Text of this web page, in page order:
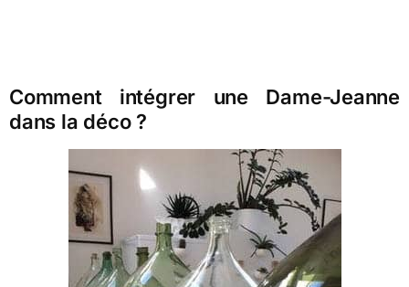
Comment intégrer une Dame-Jeanne
dans la déco ?